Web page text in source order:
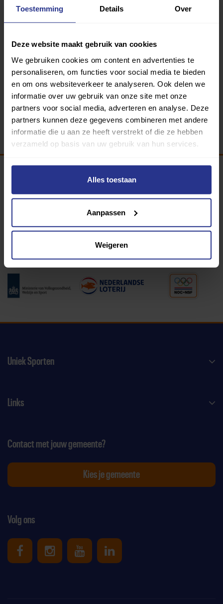
Toestemming Details Over
Deze website maakt gebruik van cookies
We gebruiken cookies om content en advertenties te
personaliseren, om functies voor social media te bieden
en om ons websiteverkeer te analyseren. Ook delen we
informatie over uw gebruik van onze site met onze
partners voor social media, adverteren en analyse. Deze
partners kunnen deze gegevens combineren met andere
informatie die u aan ze heeft verstrekt of die ze hebben
verzameld op basis van uw gebruik van hun services.
Alles toestaan
Aanpassen
Weigeren
Zelf beoordelen
Om deze sportruimte te beoordelen moet je ingelogd
Inloggen
340 gemeenten
Partners:
Uniek Sporten
Links
Volg ons
Uniek Sporten op Facebook
Uniek Sporten op Instagram
Uniek Sporten op Youtube
Uniek Sporten op
Contact met jouw gemeente?
Kies je gemeente